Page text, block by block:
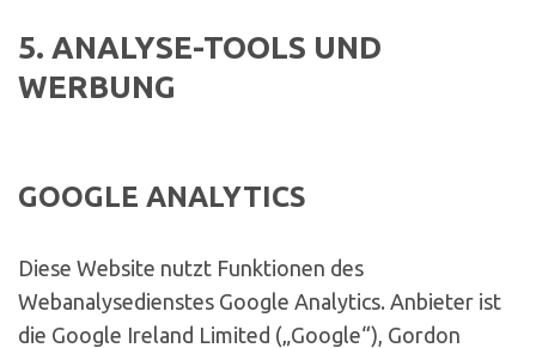
5. ANALYSE-TOOLS UND
WERBUNG
GOOGLE ANALYTICS
Diese Website nutzt Funktionen des
Webanalysedienstes Google Analytics. Anbieter ist
die Google Ireland Limited („Google“), Gordon